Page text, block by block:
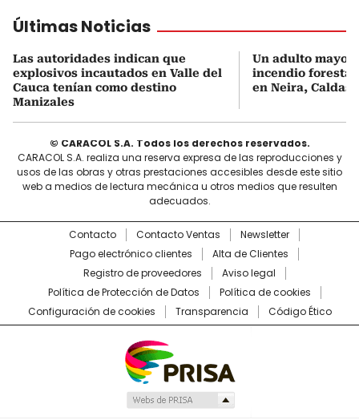
Últimas Noticias
Las autoridades indican que
explosivos incautados en Valle del
Cauca tenían como destino
Manizales
Un adulto mayor
incendio forestal
en Neira, Caldas
© CARACOL S.A. Todos los derechos reservados.
CARACOL S.A. realiza una reserva expresa de las reproducciones y
usos de las obras y otras prestaciones accesibles desde este sitio
web a medios de lectura mecánica u otros medios que resulten
adecuados.
Contacto Contacto Ventas
Newsletter
Pago electrónico clientes
Alta de Clientes
Registro de proveedores
Aviso legal
Política de Protección de Datos
Política de cookies
Configuración de cookies
Transparencia Código Ético